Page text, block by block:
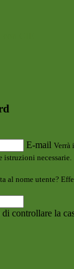
E-mail Verrà
necessarie.
al nome utente?
controllare la